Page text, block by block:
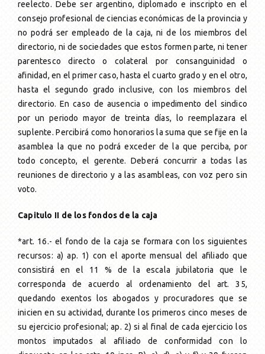
reelecto. Debe ser argentino, diplomado e inscripto en el
consejo profesional de ciencias económicas de la provincia y
no podrá ser empleado de la caja, ni de los miembros del
directorio, ni de sociedades que estos formen parte, ni tener
parentesco directo o colateral por consanguinidad o
afinidad, en el primer caso, hasta el cuarto grado y en el otro,
hasta el segundo grado inclusive, con los miembros del
directorio. En caso de ausencia o impedimento del sindico
por un periodo mayor de treinta días, lo reemplazara el
suplente. Percibirá como honorarios la suma que se fije en la
asamblea la que no podrá exceder de la que perciba, por
todo concepto, el gerente. Deberá concurrir a todas las
reuniones de directorio y a las asambleas, con voz pero sin
voto.
Capitulo II de los fondos de la caja
*art. 16.- el fondo de la caja se formara con los siguientes recursos: a) ap. 1) con el aporte mensual del afiliado que consistirá en el 11 % de la escala jubilatoria que le corresponda de acuerdo al ordenamiento del art. 35, quedando exentos los abogados y procuradores que se inicien en su actividad, durante los primeros cinco meses de su ejercicio profesional; ap. 2) si al final de cada ejercicio los montos imputados al afiliado de conformidad con lo dispuesto en los arts. 10 incs. B), c), d), e) y f) y 39 fueron inferiores al 100 % del monto correspondiente al aporte anual que se debe tributar en la categoría respectiva a cargo del afiliado, establecida en el art. 35, el afiliado deberá abonar un aporte adicional equivalente a la diferencia dentro de los cuatro primeros meses del cierre del ejercicio. Si tal aporte fuera superior al excedente, podrá ser compensado con la diferencia aludida, pero solamente en el ejercicio siguiente. Los profesionales que se inicien en la actividad y durante el tiempo que permanezcan en la categoría a del art. 35, que a su vez no hayan completado los aportes precedentemente indicados, podrán optar para la realización de tal aporte adicional: 1) durante tal periodo; 2) en su defecto con arreglo al art. 21 de esta ley, previo al otorgamiento del beneficio que corresponda. El silencio de los profesionales referidos en esta norma se interpreta como manifestación de optar por el pago de tales aportes adicionales al momento previsto en el mencionado art. 21. B) con el aporte que deberán efectuar los patrocinados o representados por profesionales en las actuaciones judiciales ante la justicia provincial o federal esta ultima dentro del ámbito del territorio de la provincia de Mendoza y con arreglo a las siguientes pautas: ap. 1) regla básica: con el 2 % del monto o valor pecuniario del juicio o monto establecido en la demanda, rigiendo para todo supuesto, los siguientes aportes mínimos: aportes mínimos: en primera instancia la suma de a 5 para las actuaciones cumplidas ante la justicia civil, comercial y minas; la suma de a 2,50 para las actuaciones cumplidas ante la justicia de paz letrada y de a 1 para la justicia de paz lega. Estos aportes podrán ser reajustados por el directorio al solo y único efecto de mantener la regularización de tales ingresos por la perdida del valor adquisitivo de la moneda. Establecidos que sean por el directorio tales aportes mínimos, se comunicara por escrito a la suprema corte de justicia y a la cámara federal de apelaciones y organismos administrativos a fin de su debida toma de razón, y aplicación por parte de los respectivos tribunales y demás organismos; ellos sin perjuicio de la comunicación que a tal efecto pueda realizar el directorio por cualquier otro medio para el debido cumplimiento de la ley. Aportes en caso de actualización: a los efectos de la debida apreciación del valor pecuniario del juicio para la aplicación del porcentaje previsto del 2 %, el tribunal respectivo mandara completar los aportes cuando se disponga por sentencia actualización monetaria, debiendo depositarse dichos aportes dentro de los diez días hábiles de quedar firme la resolución respectiva. Los jueces no podrán dictar providencia alguna sin estar acreditado dicho pago supuesto en el cual notificaran fehacientemente a la caja de tal circunstancia a los fines del art. 48 de la presente ley. Excepción: el caso previsto en el párrafo anterior no será de aplicación cuando al momento de la demanda se aporto a valores nominales que respondían al valor corriente o actualizado, dentro de los tres meses anteriores a la interposición de la acción, o en su defecto, el monto o valor pecuniario de la demanda resultare debidamente actualizado y sobre tal base se efectuaron los aportes con arreglo a la regla básica que determina esta norma. Ap. 2) recursos: en segunda o ulterior instancia, el aporte será equivalente al 30 % del inicial, y estará a cargo de la parte recurrente. Si no fuere oblado con la interposición del recurso, los jueces no podrán dictar providencia alguna mientras no se notifique fehacientemente a la caja, en cuyo caso, la causa continuara según su estado, sufriendo el aporte un recargo del 200 %, y resultando solidariamente responsables la parte recurrente con su representante y/o patrocinante. Ap. 3) otros casos: la reconvención, las tercerías excluyentes, las demandas incidentales de verificación tardía en los procesos concursales y los concursos especiales previstos en la legislación respectiva, se consideraran a los fines del pago del aporte, como un nuevo juicio, aplicándose el porcentaje y las normas del ap. 1) de este inciso. Ap. 4) acción civil en sede penal: la acción civil en el fuero criminal y correccional se considerara comprendida en el presente inciso. Ap. 5) juicios sin monto: en los juicios de interdicto, protocolizaciones, constataciones de hecho fuera de juicio, medidas precautorias, actos de jurisdicción voluntaria, rendición de cuentas, inscripción de sociedades, inscripción de martilleros, inscripción de comerciantes, incidentes de restitución de vinos u otros derivados de la uva, elaborados por el sistema de cuenta de terceros (maquila) reclamados en los procesos concursales conforme la legislación respectiva, pedido de desarchivo, y todo otro juicio no enunciado expresamente, como en aquellos en que la demanda no establezca un valor pecuniario, salvo las excepciones que se determinen, se efectuara el aporte mínimo establecido en el ap. 1) de este inciso. Si ulteriormente, en el curso de un proceso se estableciere su valor pecuniario o monto, deberá completarse el aporte aplicando el porcentaje y las normas del ap. 1) de este inciso, no pudiendo los jueces proveer ningún escrito mientras tal pago no se efectúa. A su vez y en el supuesto que se prevé precedentemente, si el aporte no se realizare dentro de los 30 días hábiles en que se estableció tal valor pecuniario, tal aporte sufrirá un incremento conforme la actualización que determine la aplicación del índice de precios al consumidor para el gran Mendoza entre el mes anterior a los 30 días y el mes anterior del efectivo pago. Si tal aporte no se realizare conforme la pauta indicada, el tribunal notificara fehacientemente a la caja a los fines previstos en el art. 48. Ap. 6) procesos universales, de división y disolución: en los juicios sucesorios, de ausencia con presunción de fallecimiento, división de bienes comunes, de división de condominios, disolución de sociedades, incluso las conyugales, se abonara a su iniciación y a su cuenta del aporte que corresponda según la aplicación del porcentaje y normas establecidas en el ap. 1) de este inciso, los aportes mínimos establecidos en dicha norma según corresponda por el carácter del tribunal. Igual criterio se aplicara para el caso de concurso comercial de acreedores, quiebra voluntaria y concurso civil voluntario, abonándose dicho mínimo a cuenta del aporte, junto con el acto de la presentación. Ap. 7) proceso concursal necesario: cuando el proceso concursal sea promovido por el acreedor, el aporte inicial se abonara en base al monto del crédito en que se funda la acción. Si el pedido de quiebra o concurso civil necesario prosperara, lo abonado se computara a cuenta del aporte que corresponda con arreglo a esta ley. Ap. 8) juicios sucesorios: en los juicios sucesorios, los aportes serán sobre el monto del activo de las operaciones de inventario, avaluó, partición y adjudicación de bienes. Cuando tales operaciones no se practiquen se estará al valor de los bienes que se determinen en la dirección general de rentas para el pago de la tasa de justicia y transferencia y demás tributos. En el proceso de petición de herencia, sobre el valor de la petición, aplicándose igual criterio que para las sucesiones. *ap. 9) procesos concursales: en los juicios de concursos preventivos o quiebra los aportes serán sobre el valor de los bienes del activo denunciado por el deudor, en caso de desistimiento o conclusión del proceso antes del informe general del sindico, y sobre el valor de los bienes del activo según tal informe en los demás casos, estando en todos los supuestos a cargo del deudor el pago de dichos aportes. En los casos de quiebra con liquidación, sobre el valor de los bienes que se liquiden. A los fines previstos precedentemente, se aplicara el porcentaje establecido en el ap.1) de este inciso, según el valor o monto que corresponda para cada supuesto. El porcentaje a ingresar por aportes que determina este apartado para el caso de concursos o quiebras que culminen en homologación del acuerdo respectivo no podrá ser superior al dos por ciento (2%) del pasivo concursal verificado, con mas la actualización monetaria que corresponda al día del pago. (texto según l. 5624 art. 1o) ap. 10) procesos de desalojo: en los juicios de desalojo el aporte será sobre el valor de un año de alquileres mediando locación; si no existiere alquiler se aplicara el aporte mínimo. Ap. 11) proceso de escrituración: en los juicios de escrituración el aporte se calculara sobre el valor dado por el contrato al inmueble objeto de la escrituración; cuando el boleto de compra venta se hubiere formalizado con anterioridad mas de tres meses de iniciada la acción, tal valor pecuniario se actualizara hasta el momento de la demanda, conforme el índice de precios al consumidor para el gran Mendoza entre el mes anterior a la fecha del contrato y el mes anterior de la interposición de la demanda, y en ambos supuestos, se aplicara el porcentaje del ap. 1) de este inciso. Si en este tipo de juicios no existiere valor cierto o determinado por contrato, se estará al avaluó fiscal, salvo que en ulterior tramite o por sentencia se fijare el valor al inmueble, en cuyo caso tal valor servirá para la determinación del aporte conforme la regla indicada. Ap. 12) tracto abreviado: en los supuesto de tracto abreviado, corresponderá el porcentaje del ap. 1) de este inciso sobre el monto de l